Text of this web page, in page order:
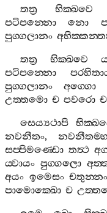
තත්‍ර භික‍්ඛවෙ
පටිපන‍්නො
නො
පුග‍්ගලානං
තත්‍ර
භික‍්ඛවෙ
පටිපන‍්නො
පුග‍්ගලානං
අග‍්ගො
උත‍්තමො ච පවරො ච
සෙය්‍යථාපි
නවනීතං,
සප‍්පිමණ‍්ඩො තත්‍ථ
ය‍්වායං පුග‍්ගලො
අයං ඉමෙසං චතුන‍්නං
පාමොක‍්ඛො ච